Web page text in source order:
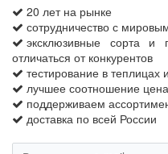
20 лет на рынке
сотрудничество с
эксклюзивные сорта и
отличаться от конкурентов
тестирование в
лучшее соотношение
поддерживаем
доставка по всей России